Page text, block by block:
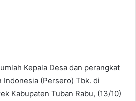
Kepala Desa dan perangkat
Indonesia (Persero) Tbk. di
Kabupaten Tuban Rabu, (13/10)